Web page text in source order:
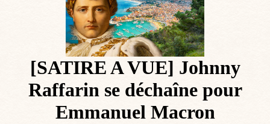
[SATIRE A VUE] Johnny
Raffarin se déchaîne pour
Emmanuel Macron